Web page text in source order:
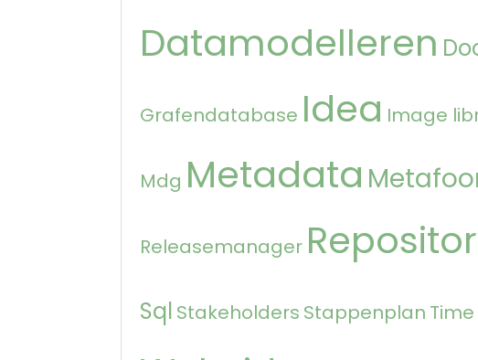
Datamodelleren
Grafendatabase Idea Image
Mdg Metadata
Releasemanager
Sql Stakeholders Stappenplan